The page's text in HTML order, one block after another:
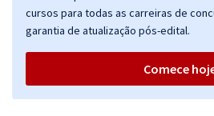
para o Cargo de
ou 12x de R$
cursos para todas as carreiras de
garantia de atualização pós-edital.
Comece